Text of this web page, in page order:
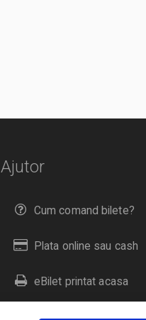
Ajutor
Cum comand bilete?
Plata online sau cash
eBilet printat acasa
Livrare prin curier